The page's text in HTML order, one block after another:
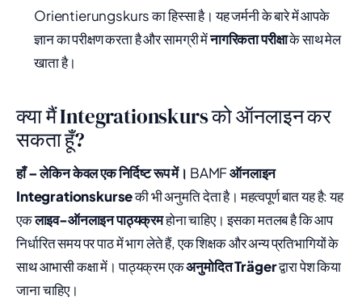
Orientierungskurs का हिस्सा है। यह जर्मनी के बारे में आपके
ज्ञान का परीक्षण करता है और सामग्री मेंनागरिकता परीक्षाके साथ मेल
खाता है।
क्या मैं Integrationskurs को ऑनलाइन कर
सकता हूँ?
हाँ – लेकिन केवल एक निर्दिष्ट रूप में। BAMFऑनलाइन
Integrationskurseकी भी अनुमति देता है। महत्वपूर्ण बात यह है: यह
एकलाइव-ऑनलाइन पाठ्यक्रमहोना चाहिए। इसका मतलब है कि आप
निर्धारित समय पर पाठ में भाग लेते हैं, एक शिक्षक और अन्य प्रतिभागियों के
साथ आभासी कक्षा में। पाठ्यक्रम एकअनुमोदित Trägerद्वारा पेश किया
जाना चाहिए।